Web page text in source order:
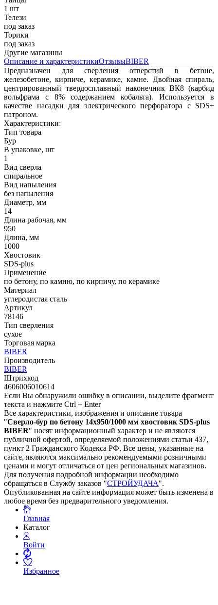
1 шт
Телези
под заказ
Торики
под заказ
Другие магазины
Описание и характеристикиОтзывыBIBER
Предназначен для сверления отверстий в бетоне,
железобетоне, кирпиче, керамике, камне. Двойная спираль,
центрированный твердосплавный наконечник ВК8 (карбид
вольфрама с 8% содержанием кобальта). Используется в
качестве насадки для электрического перфоратора с SDS+
патроном.
Характеристики:
Тип товара
Бур
В упаковке, шт
1
Вид сверла
спиральное
Вид напыления
без напыления
Диаметр, мм
14
Длина рабочая, мм
950
Длина, мм
1000
Хвостовик
SDS-plus
Применение
по бетону, по камню, по кирпичу, по керамике
Материал
углеродистая сталь
Артикул
78146
Тип сверления
сухое
Торговая марка
BIBER
Производитель
BIBER
Штрихкод
4606006010614
Если Вы обнаружили ошибку в описании, выделите фрагмент
текста и нажмите Ctrl + Enter
Все характеристики, изображения и описание товара
"Сверло-бур по бетону 14х950/1000 мм хвостовик SDS-plus
BIBER" носят информационный характер и не являются
публичной офертой, определяемой положениями статьи 437,
пункт 2 Гражданского Кодекса РФ. Все цены, указанные на
сайте, являются максимально рекомендуемыми розничными
ценами и могут отличаться от цен региональных магазинов.
Для получения подробной информации необходимо
обращаться в Службу заказов "СТРОЙУДАЧА".
Опубликованная на сайте информация может быть изменена в
любое время без предварительного уведомления.
Главная
Каталог
Войти
Избранное